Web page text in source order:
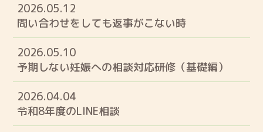
2026.05.12
問い合わせをしても返事がこない時
2026.05.10
予期しない妊娠への相談対応研修（基礎編）
2026.04.04
令和8年度のLINE相談